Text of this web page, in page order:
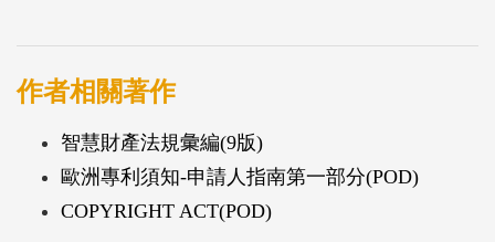
作者相關著作
智慧財產法規彙編(9版)
歐洲專利須知-申請人指南第一部分(POD)
COPYRIGHT ACT(POD)